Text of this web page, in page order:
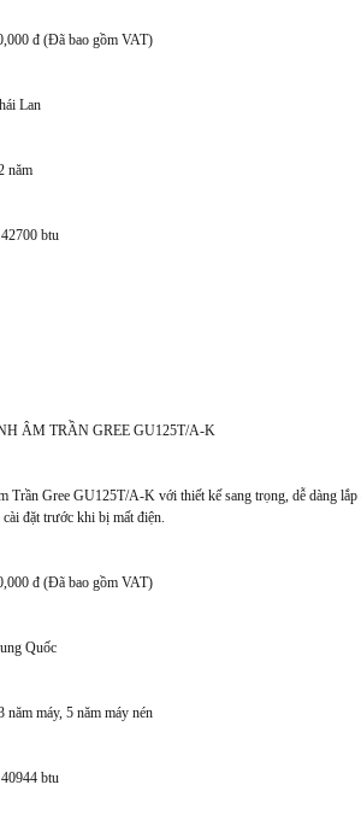
đ (Đã bao gồm VAT)
Lan
năm
btu
ÂM TRẦN GREE GU125T/A-K
Trần Gree GU125T/A-K với thiết kế sang trọng, dễ dàng
cài đặt trước khi bị mất điện.
đ (Đã bao gồm VAT)
Quốc
năm máy, 5 năm máy nén
btu